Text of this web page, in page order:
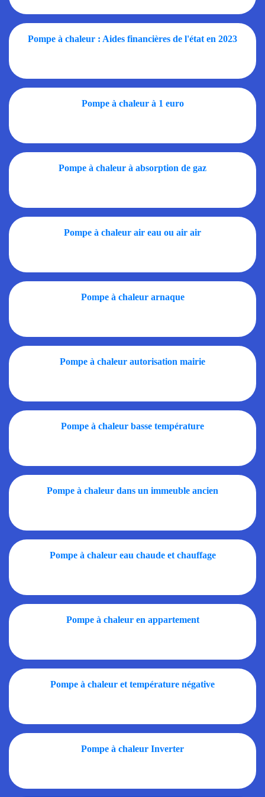
Pompe à chaleur : Aides financières de l'état en 2023
Pompe à chaleur à 1 euro
Pompe à chaleur à absorption de gaz
Pompe à chaleur air eau ou air air
Pompe à chaleur arnaque
Pompe à chaleur autorisation mairie
Pompe à chaleur basse température
Pompe à chaleur dans un immeuble ancien
Pompe à chaleur eau chaude et chauffage
Pompe à chaleur en appartement
Pompe à chaleur et température négative
Pompe à chaleur Inverter